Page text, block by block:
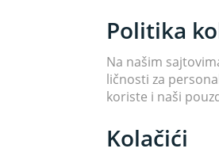
Politika
Na našim
ličnosti za
koriste i naši
Kolačići